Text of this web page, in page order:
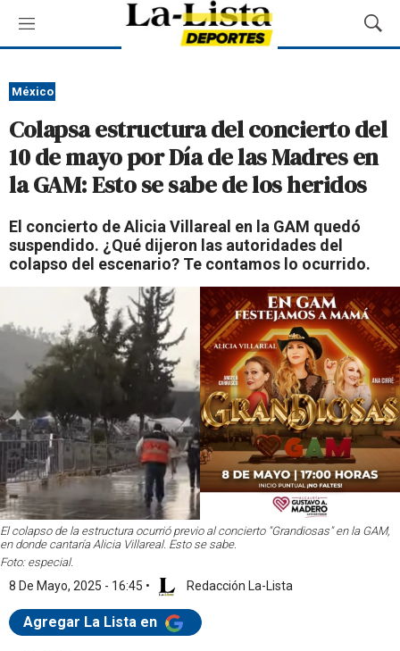
M
e
ú
M
o
a
r
B
México
Colapsa estructura del concierto del
10 de mayo por Día de las Madres en
la GAM: Esto se sabe de los heridos
El concierto de Alicia Villareal en la GAM quedó
suspendido. ¿Qué dijeron las autoridades del
colapso del escenario? Te contamos lo ocurrido.
El colapso de la estructura ocurrió previo al concierto "Grandiosas" en la GAM,
en donde cantaría Alicia Villareal. Esto se sabe.
Foto: especial.
8 De Mayo, 2025 - 16:45 • Redacción La-Lista
Agregar La Lista en